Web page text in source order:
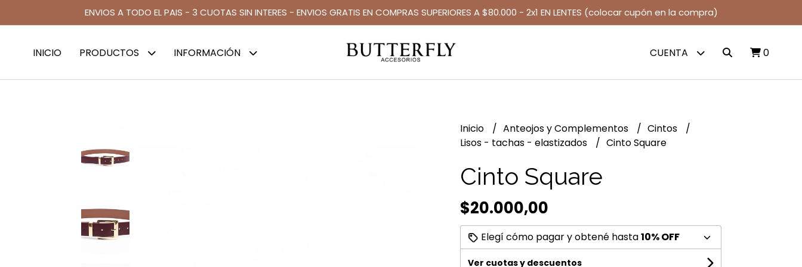
ENVIOS A TODO EL PAIS - 3 CUOTAS SIN INTERES - ENVIOS GRATIS EN COMPRAS SUPERIORES A $80.000 - 2x1 EN LENTES (colocar cupón en la compra)
INICIO PRODUCTOS INFORMACIÓN CUENTA 0
Inicio Anteojos y Complementos
Cintos
Lisos - tachas - elastizados
Cinto Square
Cinto Square
$20.000,00
Elegí cómo pagar y obtené hasta10% OFF
Ver cuotas y descuentos